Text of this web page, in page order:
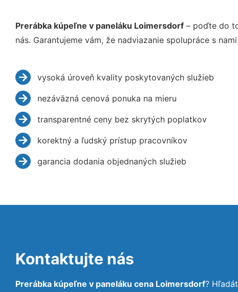
Prerábka kúpeľne v paneláku Loimersdorf – poďte do
nás. Garantujeme vám, že nadviazanie spolupráce s
vysoká úroveň kvality poskytovaných služieb
nezáväzná cenová ponuka na mieru
transparentné ceny bez skrytých poplatkov
korektný a ľudský prístup pracovníkov
garancia dodania objednaných služieb
Kontaktujte nás
Prerábka kúpeľne v paneláku cena Loimersdorf?